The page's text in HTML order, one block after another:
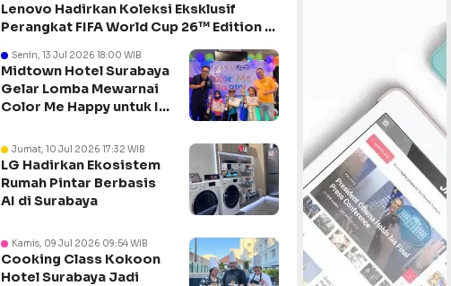
Lenovo Hadirkan Koleksi Eksklusif
Perangkat FIFA World Cup 26™ Edition di
Senin, 13 Jul 2026 18:00 WIB
Midtown Hotel Surabaya
Gelar Lomba Mewarnai
Color Me Happy untuk Isi
Jumat, 10 Jul 2026 17:32 WIB
LG Hadirkan Ekosistem
Rumah Pintar Berbasis
AI di Surabaya
Kamis, 09 Jul 2026 09:54 WIB
Cooking Class Kokoon
Hotel Surabaya Jadi